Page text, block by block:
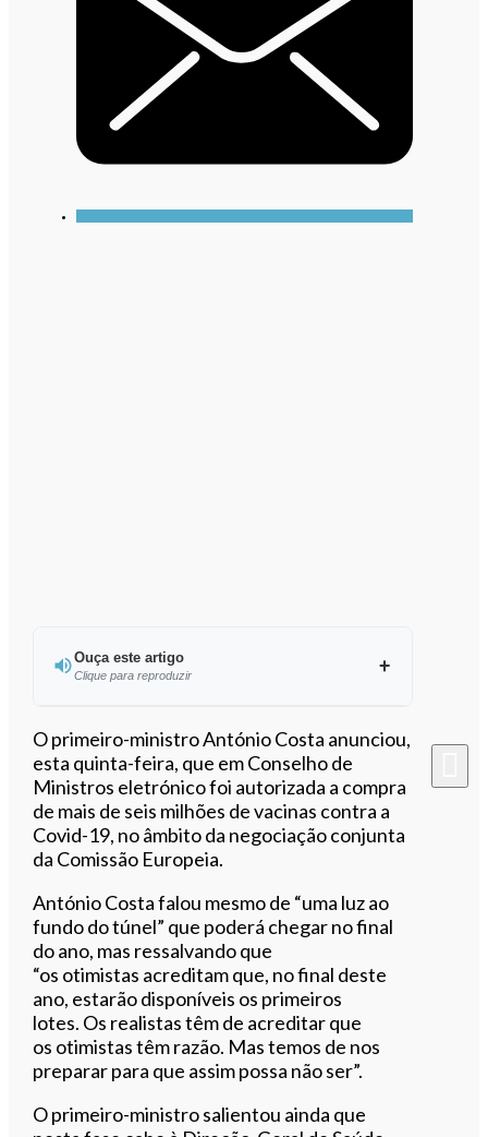
Ouça este artigo
Clique para reproduzir
Ouvir este artigo
O primeiro-ministro António Costa anunciou,
esta quinta-feira, que em Conselho de
Ministros eletrónico foi autorizada a compra
de mais de seis milhões de vacinas contra a
Covid-19, no âmbito da negociação conjunta
da Comissão Europeia.
António Costa falou mesmo de “uma luz ao
fundo do túnel” que poderá chegar no final
do ano, mas ressalvando que
“os otimistas acreditam que, no final deste
ano, estarão disponíveis os primeiros
lotes. Os realistas têm de acreditar que
os otimistastêm razão. Mas temos de nos
preparar para que assim possa não ser”.
O primeiro-ministro salientou ainda que